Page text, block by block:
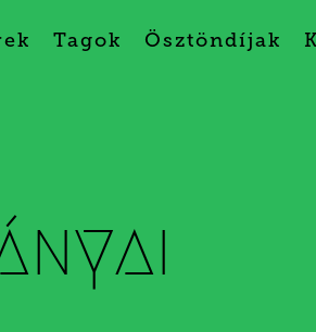
Tagok Ösztöndíjak